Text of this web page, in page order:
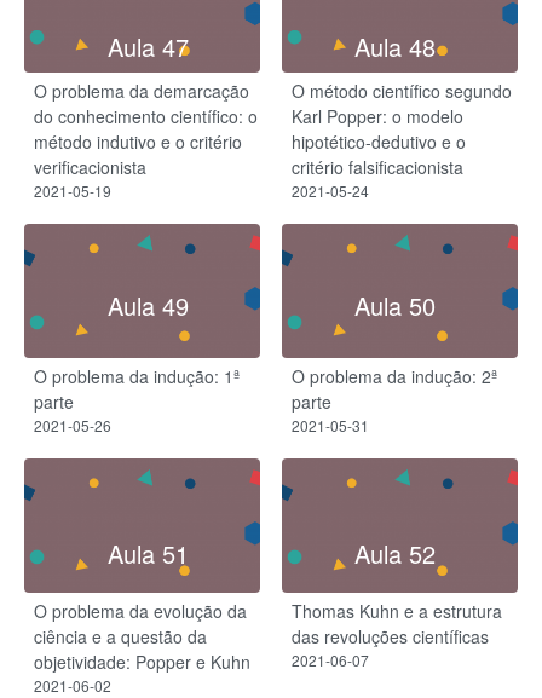
Aula 47
O problema da demarcação
do conhecimento científico: o
método indutivo e o critério
verificacionista
2021-05-19
Aula 48
O método científico segundo
Karl Popper: o modelo
hipotético-dedutivo e o
critério falsificacionista
2021-05-24
Aula 49
O problema da indução: 1ª
parte
2021-05-26
Aula 50
O problema da indução: 2ª
parte
2021-05-31
Aula 51
O problema da evolução da
ciência e a questão da
objetividade: Popper e Kuhn
2021-06-02
Aula 52
Thomas Kuhn e a estrutura
das revoluções científicas
2021-06-07